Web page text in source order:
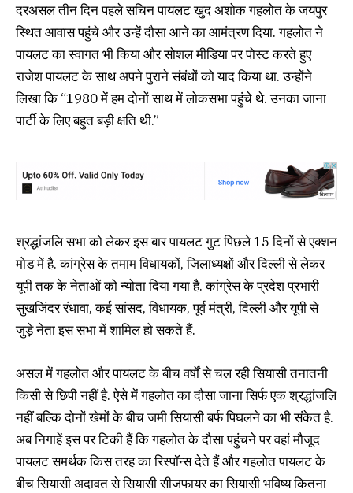
दरअसल तीन दिन पहले सचिन पायलट खुद अशोक गहलोत के जयपुर
स्थित आवास पहुंचे और उन्हें दौसा आने का आमंत्रण दिया. गहलोत ने
पायलट का स्वागत भी किया और सोशल मीडिया पर पोस्ट करते हुए
राजेश पायलट के साथ अपने पुराने संबंधों को याद किया था. उन्होंने
लिखा कि “1980 में हम दोनों साथ में लोकसभा पहुंचे थे. उनका जाना
पार्टी के लिए बहुत बड़ी क्षति थी.”
श्रद्धांजलि सभा को लेकर इस बार पायलट गुट पिछले 15 दिनों से एक्शन
मोड में है. कांग्रेस के तमाम विधायकों, जिलाध्यक्षों और दिल्ली से लेकर
यूपी तक के नेताओं को न्योता दिया गया है. कांग्रेस के प्रदेश प्रभारी
सुखजिंदर रंधावा, कई सांसद, विधायक, पूर्व मंत्री, दिल्ली और यूपी से
जुड़े नेता इस सभा में शामिल हो सकते हैं.
असल में गहलोत और पायलट के बीच वर्षों से चल रही सियासी तनातनी
किसी से छिपी नहीं है. ऐसे में गहलोत का दौसा जाना सिर्फ एक श्रद्धांजलि
नहीं बल्कि दोनों खेमों के बीच जमी सियासी बर्फ पिघलने का भी संकेत है.
अब निगाहें इस पर टिकी हैं कि गहलोत के दौसा पहुंचने पर वहां मौजूद
पायलट समर्थक किस तरह का रिस्पॉन्स देते हैं और गहलोत पायलट के
बीच सियासी अदावत से सियासी सीजफायर का सियासी भविष्य कितना